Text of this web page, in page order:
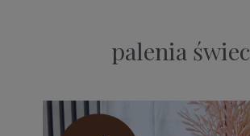
palenia świec